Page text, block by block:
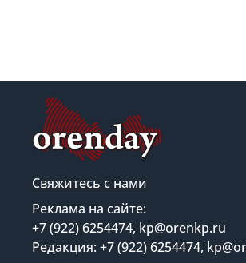
Свяжитесь с нами
Реклама на сайте:
+7 (922) 6254474, kp@orenkp.ru
Редакция: +7 (922) 6254474,